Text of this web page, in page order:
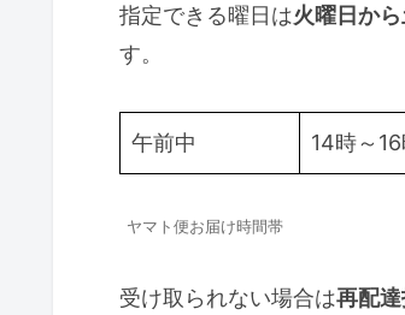
指定できる曜日は火曜日か
す。
午前中 14時～
ヤマト便お届け時間帯
受け取られない場合は再配